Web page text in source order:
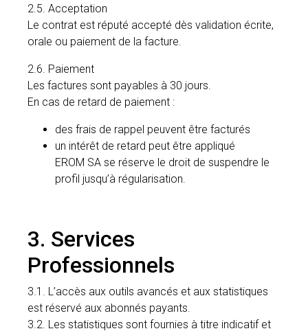
2.5. Acceptation
Le contrat est réputé accepté dès validation écrite,
orale ou paiement de la facture.
2.6. Paiement
Les factures sont payables à 30 jours.
En cas de retard de paiement :
des frais de rappel peuvent être facturés
un intérêt de retard peut être appliqué
EROM SA se réserve le droit de suspendre le
profil jusqu’à régularisation.
3. Services
Professionnels
3.1. L’accès aux outils avancés et aux statistiques
est réservé aux abonnés payants.
3.2. Les statistiques sont fournies à titre indicatif et